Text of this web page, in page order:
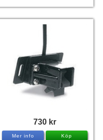
730 kr
Mer info Köp